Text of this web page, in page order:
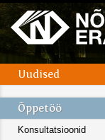
Konsultatsioonid